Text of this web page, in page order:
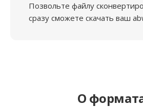
Позвольте файлу
сразу сможете скачать ваш
О